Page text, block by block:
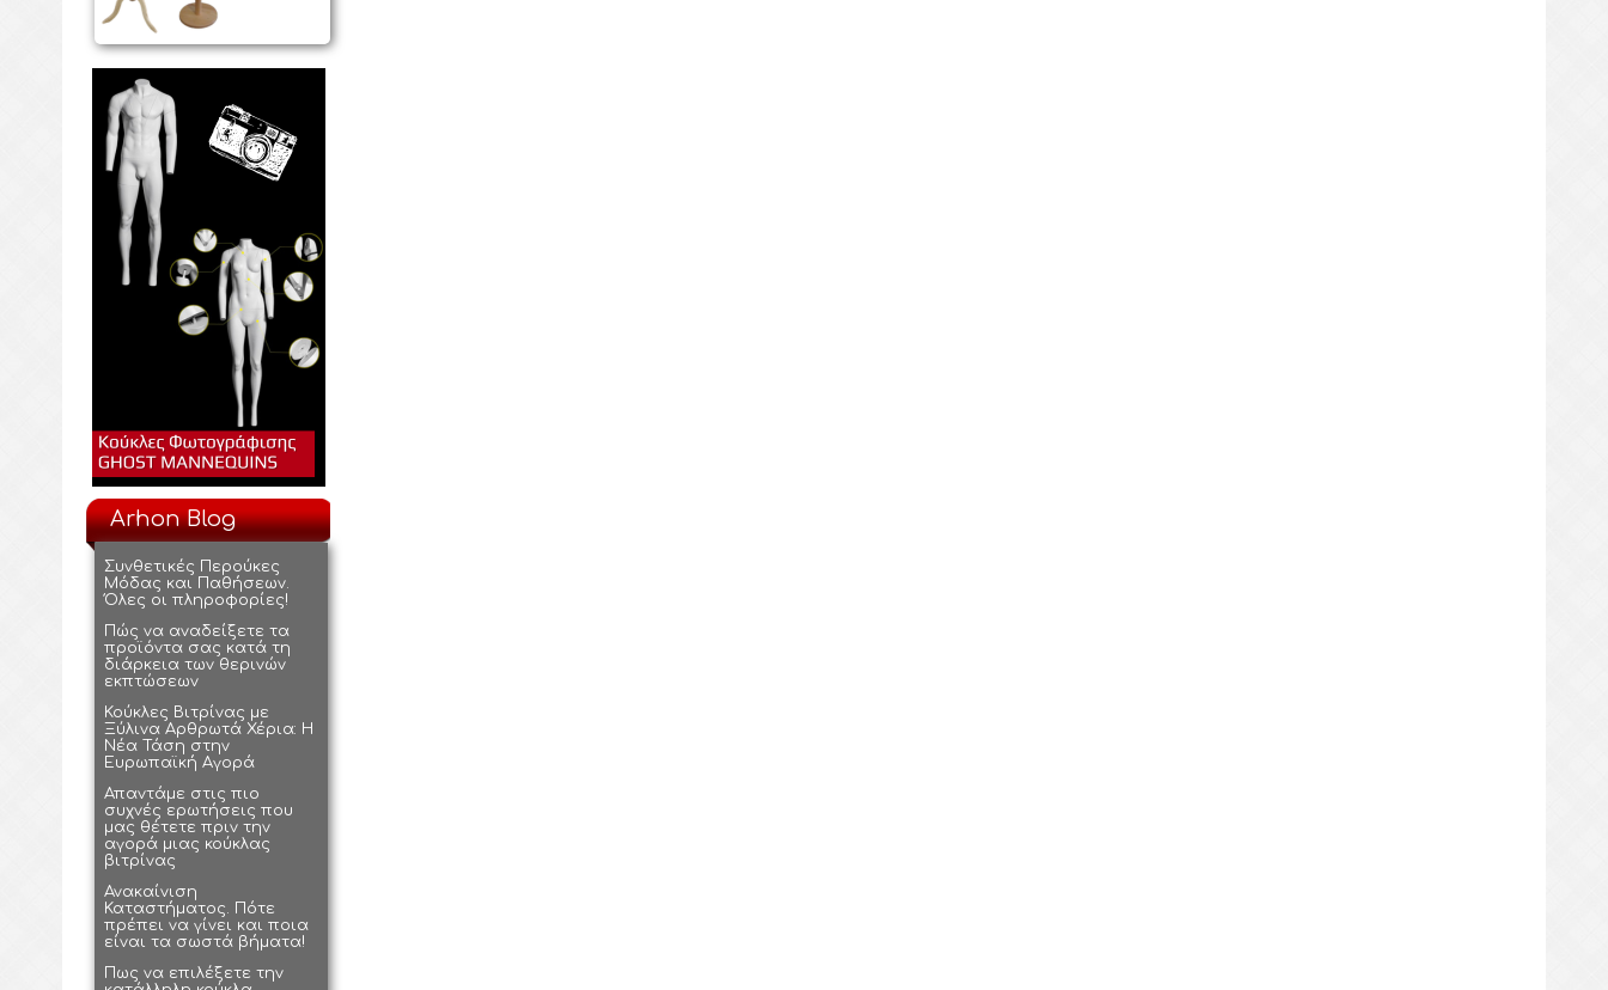
Arhon Blog
Συνθετικές Περούκες
Μόδας και Παθήσεων.
Όλες οι πληροφορίες!
Πώς να αναδείξετε τα
προϊόντα σας κατά τη
διάρκεια των θερινών
εκπτώσεων
Κούκλες Βιτρίνας με
Ξύλινα Αρθρωτά Χέρια: Η
Νέα Τάση στην
Ευρωπαϊκή Αγορά
Απαντάμε στις πιο
συχνές ερωτήσεις που
μας θέτετε πριν την
αγορά μιας κούκλας
βιτρίνας
Ανακαίνιση
Καταστήματος. Πότε
πρέπει να γίνει και ποια
είναι τα σωστά βήματα!
Πως να επιλέξετε την